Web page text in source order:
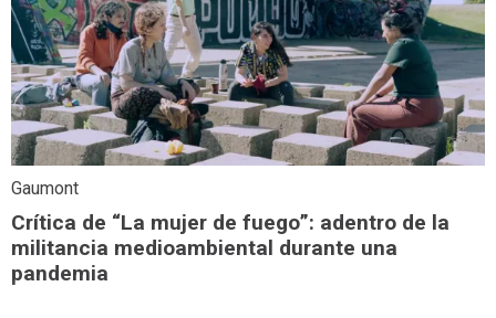
Gaumont
Crítica de “La mujer de fuego”: adentro de la
militancia medioambiental durante una
pandemia